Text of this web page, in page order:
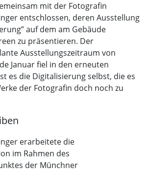
mit der Fotografin
entschlossen, deren Ausstellung
auf dem am Gebäude
zu präsentieren. Der
Ausstellungszeitraum von
Januar fiel in den erneuten
es die Digitalisierung selbst, die es
der Fotografin doch noch zu
erarbeitete die
im Rahmen des
der Münchner